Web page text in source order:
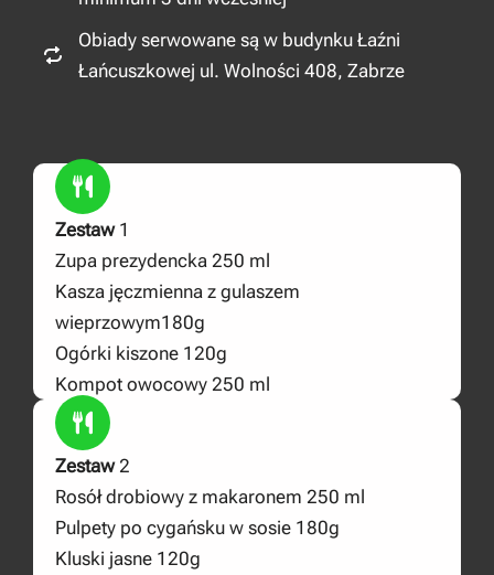
Obiady serwowane są w budynku Łaźni
Łańcuszkowej ul. Wolności 408, Zabrze
Zestaw 1
Zupa prezydencka 250 ml
Kasza jęczmienna z gulaszem
wieprzowym180g
Ogórki kiszone 120g
Kompot owocowy 250 ml
Zestaw 2
Rosół drobiowy z makaronem 250 ml
Pulpety po cygańsku w sosie 180g
Kluski jasne 120g